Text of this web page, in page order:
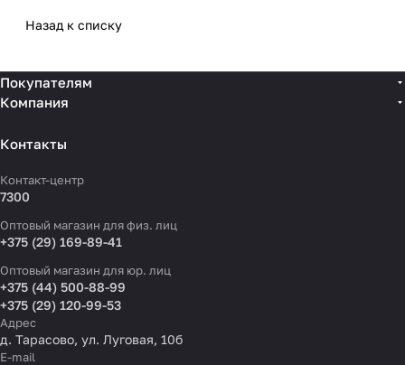
Назад к списку
Покупателям
Компания
Контакты
Контакт-центр
7300
Оптовый магазин для физ. лиц
+375 (29) 169-89-41
Оптовый магазин для юр. лиц
+375 (44) 500-88-99
+375 (29) 120-99-53
Адрес
д. Тарасово, ул. Луговая, 10б
E-mail